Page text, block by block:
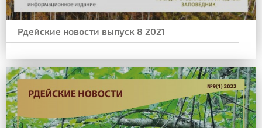
Рдейские новости выпуск 8 2021